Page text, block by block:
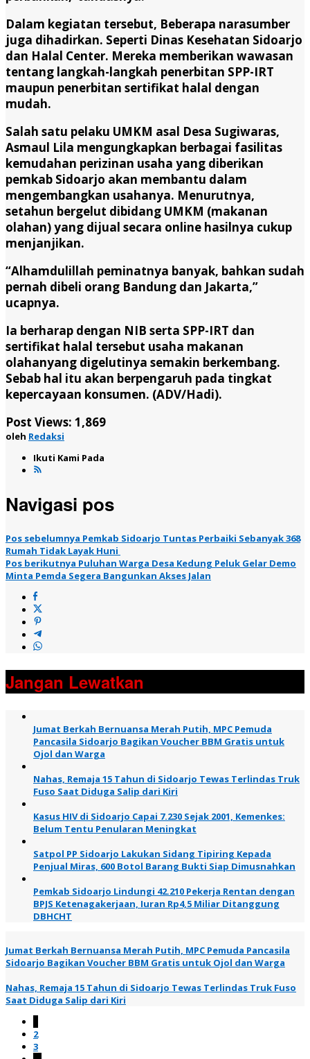
Dalam kegiatan tersebut, Beberapa narasumber
juga dihadirkan. Seperti Dinas Kesehatan Sidoarjo
dan Halal Center. Mereka memberikan wawasan
tentang langkah-langkah penerbitan SPP-IRT
maupun penerbitan sertifikat halal dengan
mudah.
Salah satu pelaku UMKM asal Desa Sugiwaras,
Asmaul Lila mengungkapkan berbagai fasilitas
kemudahan perizinan usaha yang diberikan
pemkab Sidoarjo akan membantu dalam
mengembangkan usahanya. Menurutnya,
setahun bergelut dibidang UMKM (makanan
olahan) yang dijual secara online hasilnya cukup
menjanjikan.
“Alhamdulillah peminatnya banyak, bahkan sudah
pernah dibeli orang Bandung dan Jakarta,”
ucapnya.
Ia berharap dengan NIB serta SPP-IRT dan
sertifikat halal tersebut usaha makanan
olahanyang digelutinya semakin berkembang.
Sebab hal itu akan berpengaruh pada tingkat
kepercayaan konsumen. (ADV/Hadi).
Post Views: 1,869
oleh Redaksi
Ikuti Kami Pada
Navigasi pos
Pos sebelumnya Pemkab Sidoarjo Tuntas Perbaiki Sebanyak 368
Rumah Tidak Layak Huni
Pos berikutnya Puluhan Warga Desa Kedung Peluk Gelar Demo
Minta Pemda Segera Bangunkan Akses Jalan
Jangan Lewatkan
Jumat Berkah Bernuansa Merah Putih, MPC Pemuda
Pancasila Sidoarjo Bagikan Voucher BBM Gratis untuk
Ojol dan Warga
Nahas, Remaja 15 Tahun di Sidoarjo Tewas Terlindas Truk
Fuso Saat Diduga Salip dari Kiri
Kasus HIV di Sidoarjo Capai 7.230 Sejak 2001, Kemenkes:
Belum Tentu Penularan Meningkat
Satpol PP Sidoarjo Lakukan Sidang Tipiring Kepada
Penjual Miras, 600 Botol Barang Bukti Siap Dimusnahkan
Pemkab Sidoarjo Lindungi 42.210 Pekerja Rentan dengan
BPJS Ketenagakerjaan, Iuran Rp4,5 Miliar Ditanggung
DBHCHT
Jumat Berkah Bernuansa Merah Putih, MPC Pemuda Pancasila
Sidoarjo Bagikan Voucher BBM Gratis untuk Ojol dan Warga
Nahas, Remaja 15 Tahun di Sidoarjo Tewas Terlindas Truk Fuso
Saat Diduga Salip dari Kiri
2
3